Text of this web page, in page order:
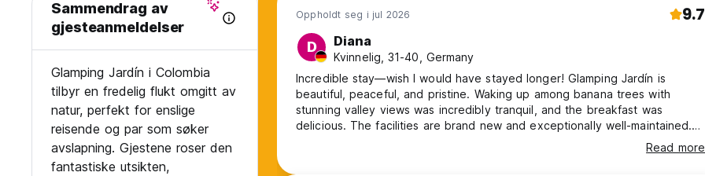
Sammendrag av
gjesteanmeldelser
Glamping Jardín i Colombia
tilbyr en fredelig flukt omgitt av
natur, perfekt for enslige
reisende og par som søker
avslapning. Gjestene roser den
fantastiske utsikten,
Oppholdt seg i jul 2026 9.7
D Diana
Kvinnelig, 31-40, Germany
Incredible stay—wish I would have stayed longer! Glamping Jardín is
beautiful, peaceful, and pristine. Waking up among banana trees with
stunning valley views was incredibly tranquil, and the breakfast was
delicious. The facilities are brand new and exceptionally well-maintained.
Suzan and her partner are fantastic hosts who go above and beyond.
They organize great activities, and the coffee tour was a total highlight!
Read more